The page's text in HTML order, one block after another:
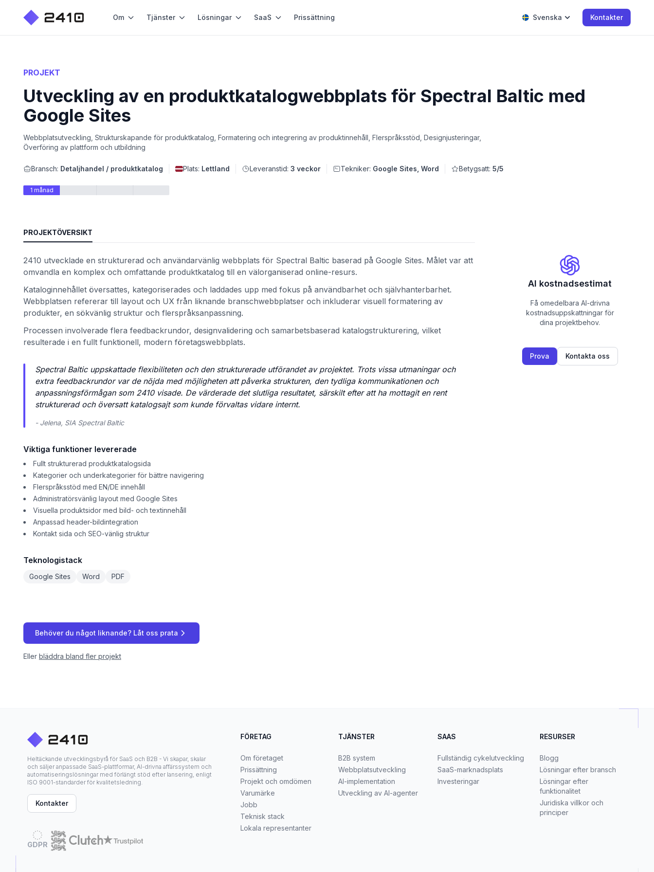
Om Tjänster Lösningar SaaS Prissättning Svenska Kontakter
PROJEKT
Utveckling av en produktkatalogwebbplats för Spectral Baltic med
Google Sites
Webbplatsutveckling, Strukturskapande för produktkatalog, Formatering och integrering av produktinnehåll, Flerspråksstöd, Designjusteringar,
Överföring av plattform och utbildning
Bransch: Detaljhandel / produktkatalog Plats: Lettland Leveranstid: 3 veckor Tekniker: Google Sites, Word Betygsatt: 5/5
1 månad
PROJEKTÖVERSIKT
2410 utvecklade en strukturerad och användarvänlig webbplats för Spectral Baltic baserad på Google Sites. Målet var att
omvandla en komplex och omfattande produktkatalog till en välorganiserad online-resurs.
Kataloginnehållet översattes, kategoriserades och laddades upp med fokus på användbarhet och självhanterbarhet.
Webbplatsen refererar till layout och UX från liknande branschwebbplatser och inkluderar visuell formatering av
produkter, en sökvänlig struktur och flerspråksanpassning.
Processen involverade flera feedbackrundor, designvalidering och samarbetsbaserad katalogstrukturering, vilket
resulterade i en fullt funktionell, modern företagswebbplats.
Spectral Baltic uppskattade flexibiliteten och den strukturerade utförandet av projektet. Trots vissa utmaningar och
extra feedbackrundor var de nöjda med möjligheten att påverka strukturen, den tydliga kommunikationen och
anpassningsförmågan som 2410 visade. De värderade det slutliga resultatet, särskilt efter att ha mottagit en rent
strukturerad och översatt katalogsajt som kunde förvaltas vidare internt.
- Jelena, SIA Spectral Baltic
Viktiga funktioner levererade
Fullt strukturerad produktkatalogsida
Kategorier och underkategorier för bättre navigering
Flerspråksstöd med EN/DE innehåll
Administratörsvänlig layout med Google Sites
Visuella produktsidor med bild- och textinnehåll
Anpassad header-bildintegration
Kontakt sida och SEO-vänlig struktur
Teknologistack
Google Sites Word PDF
AI kostnadsestimat
Få omedelbara AI-drivna
kostnadsuppskattningar för
dina projektbehov.
Prova Kontakta oss
Behöver du något liknande? Låt oss prata
Eller bläddra bland fler projekt
Heltäckande utvecklingsbyrå för SaaS och B2B - Vi skapar, skalar
och säljer anpassade SaaS-plattformar, AI-drivna affärssystem och
automatiseringslösningar med förlängt stöd efter lansering, enligt
ISO 9001-standarder för kvalitetsledning.
Kontakter
GDPR
FÖRETAG
Om företaget
Prissättning
Projekt och omdömen
Varumärke
Jobb
Teknisk stack
Lokala representanter
TJÄNSTER
B2B system
Webbplatsutveckling
AI-implementation
Utveckling av AI-agenter
SAAS
Fullständig cykelutveckling
SaaS-marknadsplats
Investeringar
RESURSER
Blogg
Lösningar efter bransch
Lösningar efter
funktionalitet
Juridiska villkor och
principer